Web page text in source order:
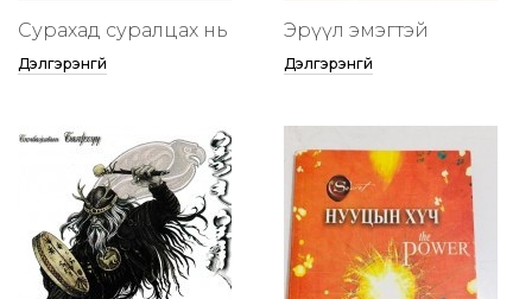
Сурахад суралцах нь
Дэлгэрэнгүй
Эрүүл эмэгтэй
Дэлгэрэнгүй